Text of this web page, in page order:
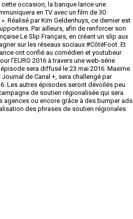
cette occasion, la banque lance une
en TV avec un film de 30
Réalisé par Kim Geldenhuys, ce dernier est
Par ailleurs, afin de renforcer son
Le Slip Français, en créant un slip aux
sur les réseaux sociaux #CôtéFoot. Et
ont confié au comédien et youtubeur
l’EURO 2016 à travers une web-série
sera diffusé le 23 mai 2016. Maxime
de Canal +, sera challengé par
Les autres épisodes seront dévoilés peu
de soutien régionalisée qui sera
agences ou encore grâce à des bumper ads
des phrases de soutien régionales